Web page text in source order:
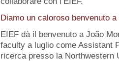
Diamo un caloroso benvenuto
EIEF dà il benvenuto a João
faculty a luglio come Assistant
ricerca presso la